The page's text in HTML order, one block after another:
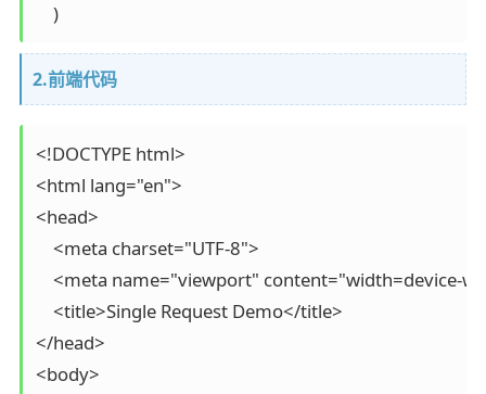
    )
2.前端代码
<!DOCTYPE html>
<html lang="en">
<head>
    <meta charset="UTF-8">
<meta name="viewport" content="width=device-
    <title>Single Request Demo</title>
</head>
<body>